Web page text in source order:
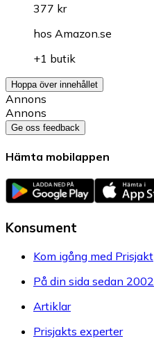
377 kr
hos Amazon.se
+1 butik
Hoppa över innehållet
Annons
Annons
Ge oss feedback
Hämta mobilappen
Konsument
Kom igång med Prisjakt
På din sida sedan 2002
Artiklar
Prisjakts experter